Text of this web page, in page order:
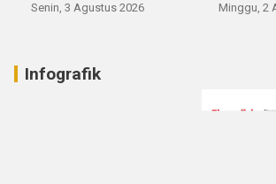
Senin, 3 Agustus 2026 Minggu, 2
Infografik